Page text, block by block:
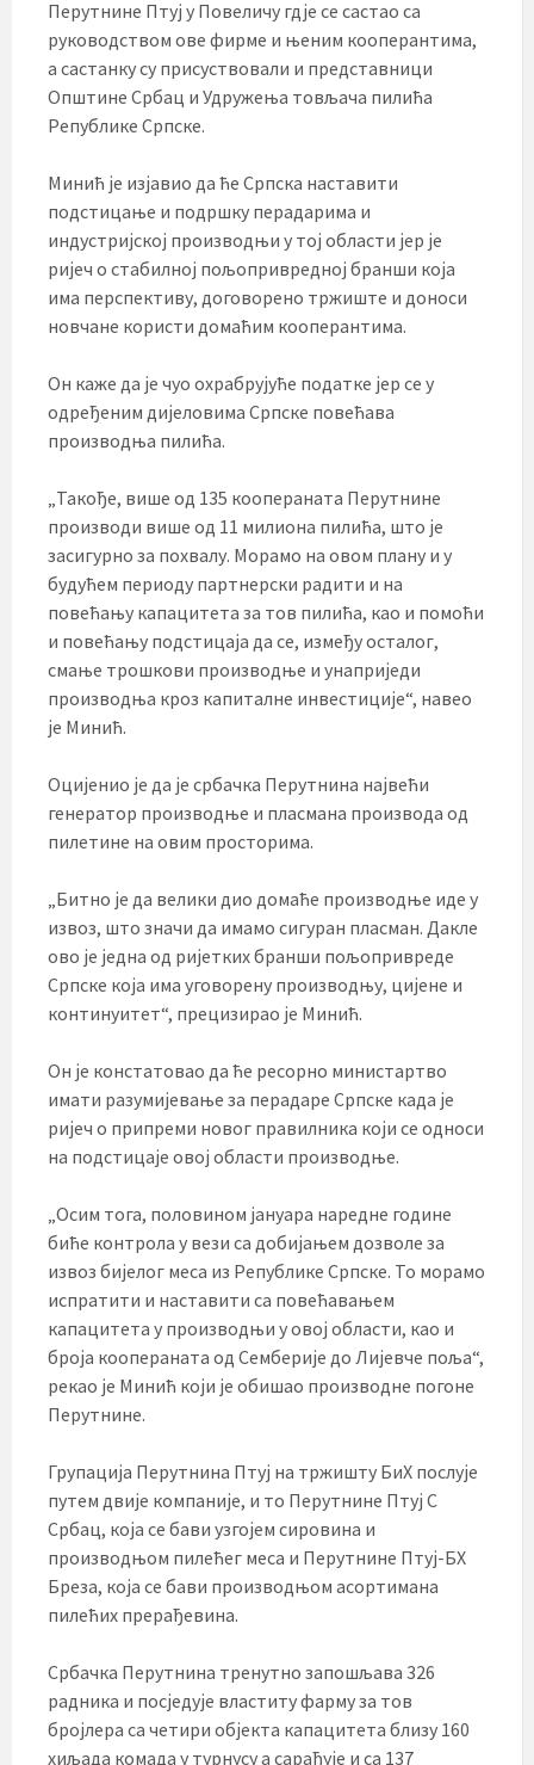
Перутнине Птуј у Повеличу гдје се састао са
руководством ове фирме и њеним кооперантима,
а састанку су присуствовали и представници
Општине Србац и Удружења товљача пилића
Републике Српске.
Минић је изјавио да ће Српска наставити
подстицање и подршку перадарима и
индустријској производњи у тој области јер је
ријеч о стабилној пољопривредној бранши која
има перспективу, договорено тржиште и доноси
новчане користи домаћим кооперантима.
Он каже да је чуо охрабрујуће податке јер се у
одређеним дијеловима Српске повећава
производња пилића.
„Такође, више од 135 коопераната Перутнине
производи више од 11 милиона пилића, што је
засигурно за похвалу. Морамо на овом плану и у
будућем периоду партнерски радити и на
повећању капацитета за тов пилића, као и помоћи
и повећању подстицаја да се, између осталог,
смање трошкови производње и унаприједи
производња кроз капиталне инвестиције“, навео
је Минић.
Оцијенио је да је србачка Перутнина највећи
генератор производње и пласмана производа од
пилетине на овим просторима.
„Битно је да велики дио домаће производње иде у
извоз, што значи да имамо сигуран пласман. Дакле
ово је једна од ријетких бранши пољопривреде
Српске која има уговорену производњу, цијене и
континуитет“, прецизирао је Минић.
Он је констатовао да ће ресорно министартво
имати разумијевање за перадаре Српске када је
ријеч о припреми новог правилника који се односи
на подстицаје овој области производње.
„Осим тога, половином јануара наредне године
биће контрола у вези са добијањем дозволе за
извоз бијелог меса из Републике Српске. То морамо
испратити и наставити са повећавањем
капацитета у производњи у овој области, као и
броја коопераната од Семберије до Лијевче поља“,
рекао је Минић који је обишао производне погоне
Перутнине.
Групација Перутнина Птуј на тржишту БиХ послује
путем двије компаније, и то Перутнине Птуј С
Србац, која се бави узгојем сировина и
производњом пилећег меса и Перутнине Птуј-БХ
Бреза, која се бави производњом асортимана
пилећих прерађевина.
Србачка Перутнина тренутно запошљава 326
радника и посједује властиту фарму за тов
бројлера са четири објекта капацитета близу 160
хиљада комада у турнусу а сарађује и са 137